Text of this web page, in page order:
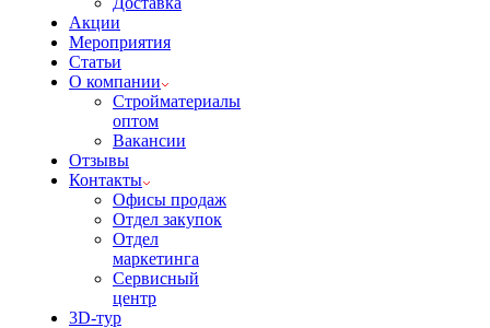
Акции
Мероприятия
Статьи
О компании
Стройматериалы
оптом
Вакансии
Отзывы
Контакты
Офисы продаж
Отдел закупок
Отдел
маркетинга
Сервисный
центр
3D-тур